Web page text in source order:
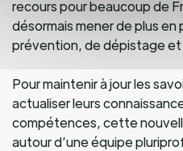
recours pour beaucoup de
désormais mener de plus en
prévention, de dépistage et
Pour maintenir à jour les
actualiser leurs
compétences, cette
autour d’une équipe